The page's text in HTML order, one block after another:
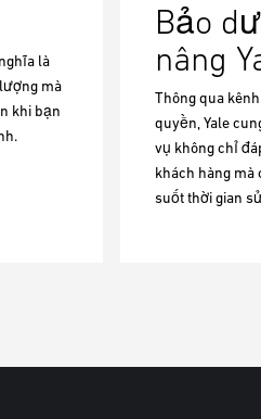
là
mà
khi bạn
Bảo
nâng
Thông qua
quyền, Yale
vụ không chỉ
khách hàng
suốt thời gian